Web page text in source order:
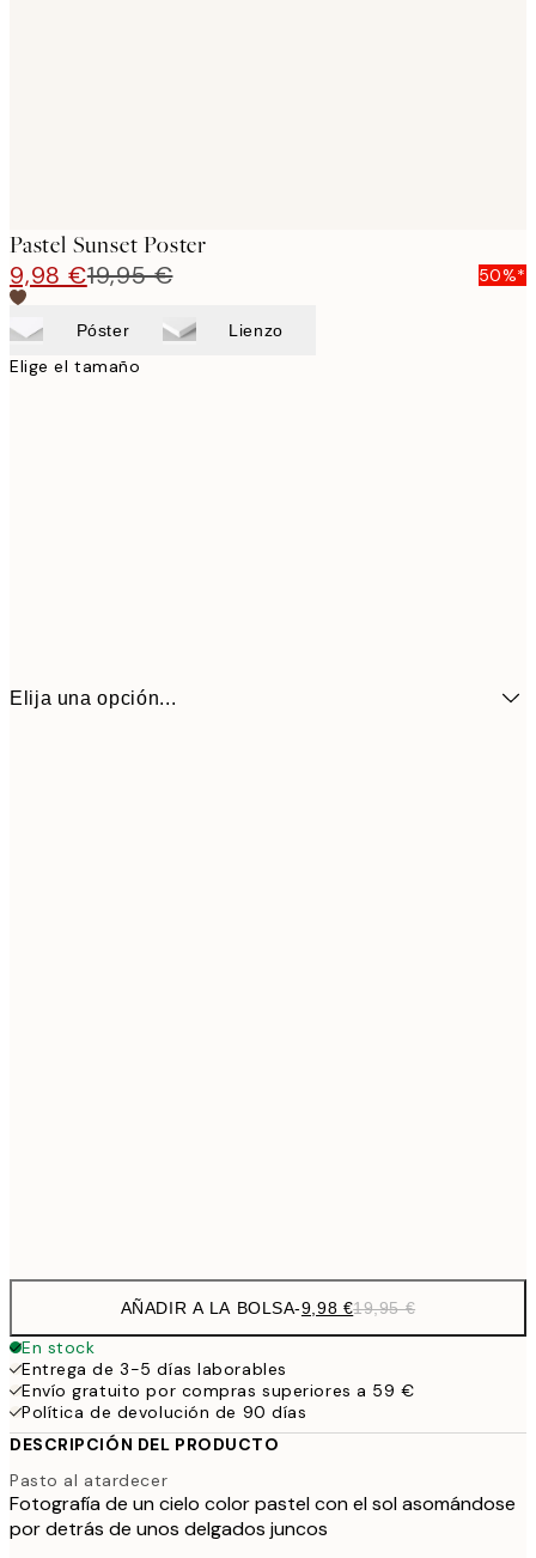
Pastel Sunset Poster
9,98 €19,95 € 50%*
Póster Lienzo
Elige el tamaño
Elija una opción...
AÑADIR A LA BOLSA-9,98 €19,95 €
En stock
Entrega de 3-5 días laborables
Envío gratuito por compras superiores a 59 €
Política de devolución de 90 días
DESCRIPCIÓN DEL PRODUCTO
Pasto al atardecer
Fotografía de un cielo color pastel con el sol asomándose
por detrás de unos delgados juncos